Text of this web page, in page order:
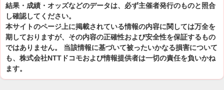
結果・成績・オッズなどのデータは、必ず主催者発行のものと照合
し確認してください。
本サイトのページ上に掲載されている情報の内容に関しては万全を
期しておりますが、その内容の正確性および安全性を保証するもの
ではありません。 当該情報に基づいて被ったいかなる損害について
も、株式会社NTTドコモおよび情報提供者は一切の責任を負いかね
ます。